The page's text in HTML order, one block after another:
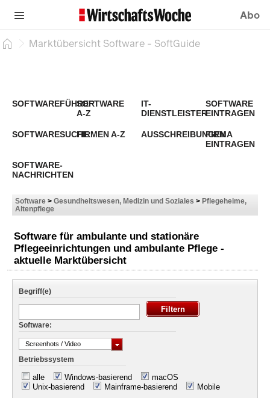
Abo
Marktübersicht Software - SoftGuide
SOFTWAREFÜHRERSOFTWARE
A-Z
IT-
DIENSTLEISTER
SOFTWARE
EINTRAGEN
SOFTWARESUCHEFIRMEN A-Z AUSSCHREIBUNGEN
FIRMA
EINTRAGEN
SOFTWARE-
NACHRICHTEN
Software > Gesundheitswesen, Medizin und Soziales > Pflegeheime,
Altenpflege
Software für ambulante und stationäre
Pflegeeinrichtungen und ambulante Pflege -
aktuelle Marktübersicht
Begriff(e)
Software:
Screenhots / Video
Betriebssystem
alle Windows-basierend
macOS
Unix-basierend
Mainframe-basierend Mobile